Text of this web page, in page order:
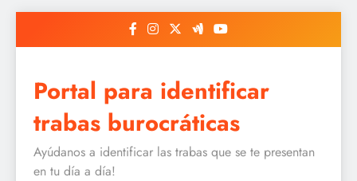
Portal para identificar
trabas burocráticas
Ayúdanos a identificar las trabas que se te presentan
en tu día a día!